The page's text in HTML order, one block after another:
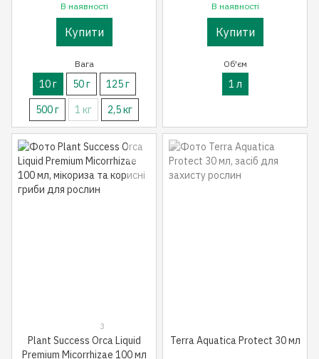
В наявності
Купити
Вага
10 г 50 г
125 г
500 г
1 кг 2,5 кг
В наявності
Купити
Об'єм
1 л
3
Plant Success Orca Liquid
Premium Micorrhizae 100 мл
Terra Aquatica Protect 30 мл